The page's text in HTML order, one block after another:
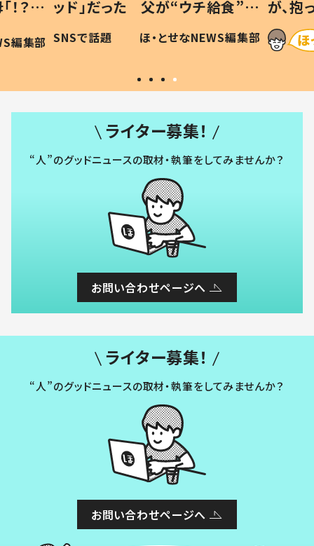
？」
編集部
ッド」だった 父が“ウチ給食”を
作り続ける理由とは #令和の親
#令和の子
SNSで話題 ほ・とせなNEWS編集部
が、
「涙が
い」
ライター募集！
“人”のグッドニュースの取材・執筆をしてみませんか？
お問い合わせページへ
ライター募集！
“人”のグッドニュースの取材・執筆をしてみませんか？
お問い合わせページへ